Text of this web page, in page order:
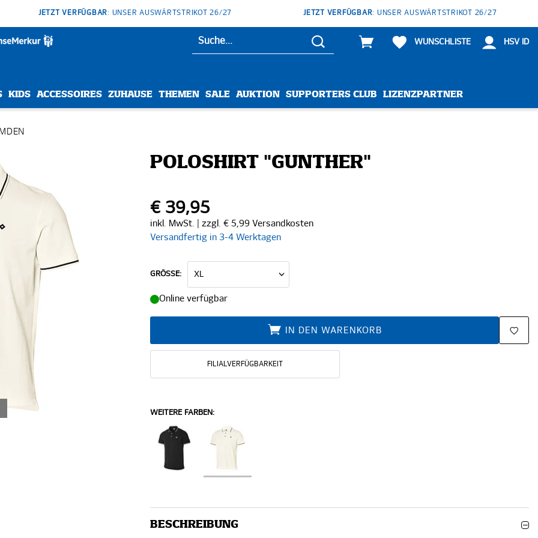
JETZT VERFÜGBAR: UNSER AUSWÄRTSTRIKOT 26/27 JETZT VERFÜGBAR: UNSER AUSWÄRTSTRIKOT 26/27
WUNSCHLISTE HSV ID
KIDS ACCESSOIRES ZUHAUSE THEMEN SALE AUKTION SUPPORTERS CLUB LIZENZPARTNER
POLOSHIRT "GUNTHER"
€ 39,95
inkl. MwSt. | zzgl. € 5,99 Versandkosten
Versandfertig in 3-4 Werktagen
GRÖSSE:
Online verfügbar
IN DEN WARENKORB
FILIALVERFÜGBARKEIT
WEITERE FARBEN:
BESCHREIBUNG